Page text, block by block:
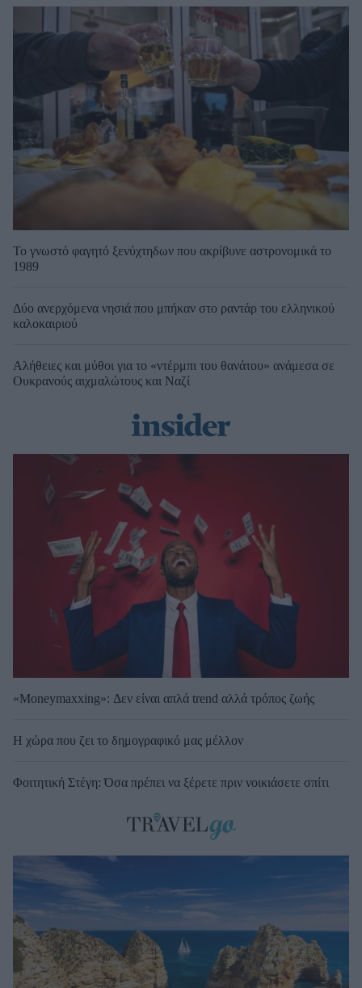
Το γνωστό φαγητό ξενύχτηδων που ακρίβυνε αστρονομικά το
1989
Δύο ανερχόμενα νησιά που μπήκαν στο ραντάρ του ελληνικού
καλοκαιριού
Αλήθειες και μύθοι για το «ντέρμπι του θανάτου» ανάμεσα σε
Ουκρανούς αιχμαλώτους και Ναζί
«Moneymaxxing»: Δεν είναι απλά trend αλλά τρόπος ζωής
Η χώρα που ζει το δημογραφικό μας μέλλον
Φοιτητική Στέγη: Όσα πρέπει να ξέρετε πριν νοικιάσετε σπίτι